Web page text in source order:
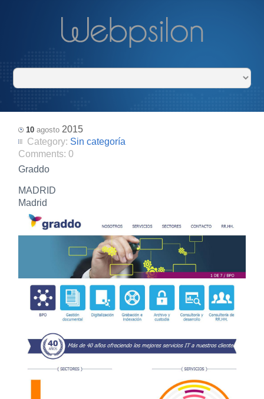
10 agosto 2015
Category: Sin categoría
Comments:0
Graddo
MADRID
Madrid